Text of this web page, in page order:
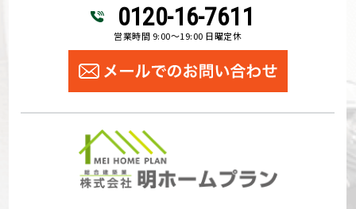
0120-16-7611
営業時間 9:00～19:00 日曜定休